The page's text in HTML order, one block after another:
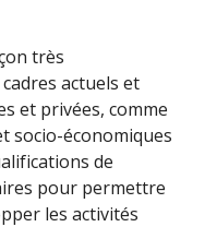
très
actuels et
et privées, comme
socio-économiques
de
pour permettre
les activités